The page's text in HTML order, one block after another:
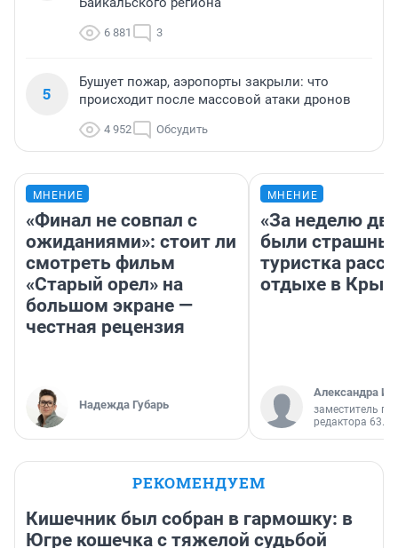
6 881 3
5
Бушует пожар, аэропорты закрыли: что
происходит после массовой атаки дронов
4 952 Обсудить
МНЕНИЕ
«Финал не совпал с
ожиданиями»: стоит ли
смотреть фильм
«Старый орел» на
большом экране —
честная рецензия
Надежда Губарь
МНЕНИЕ
«За неделю
были
туристка
отдыхе в
Александра
заместитель
редактора 63.RU
РЕКОМЕНДУЕМ
Кишечник был собран в гармошку: в
Югре кошечка с тяжелой судьбой